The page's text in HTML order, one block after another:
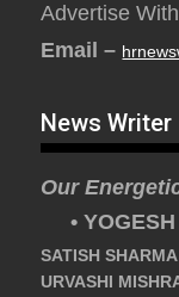
Advertise
Email –
News Writer
Our
• YOGESH
SATISH
URVASHI